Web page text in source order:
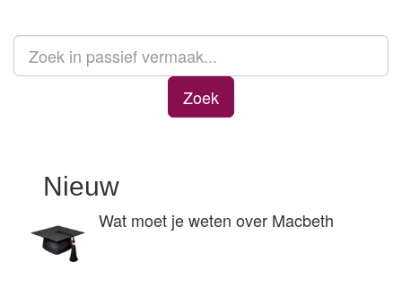
Zoek
Nieuw
Wat moet je weten over Macbeth